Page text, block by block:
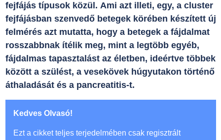
fejfájás típusok közül. Ami azt illeti, egy, a cluster
fejfájásban szenvedő betegek körében készített új
felmérés azt mutatta, hogy a betegek a fájdalmat
rosszabbnak ítélik meg, mint a legtöbb egyéb,
fájdalmas tapasztalást az életben, ideértve többek
között a szülést, a vesekövek húgyutakon történő
áthaladását és a pancreatitis-t.
Kedves Olvasó!
Ezt a cikket teljes terjedelmében csak regisztrált